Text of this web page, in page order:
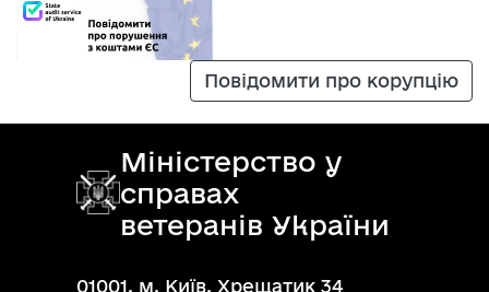
Повідомити про корупцію
Міністерство у
справах
ветеранів України
01001, м. Київ, Хрещатик 34